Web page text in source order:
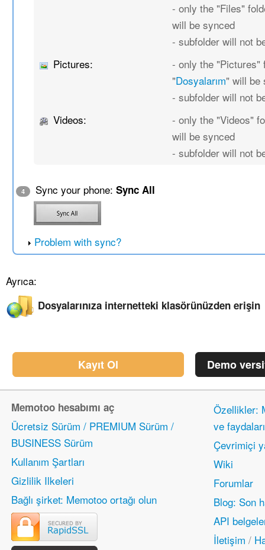
- only the "Files"
will be synced
- subfolder will not
Pictures:
- only the "Pictures"
"Dosyalarım" will be
- subfolder will not
Videos:
- only the "Videos"
will be synced
- subfolder will not
4 Sync your phone:Sync All
Problem with sync?
Ayrıca:
Dosyalarınıza internetteki klasörünüzden erişin
Kayıt Ol Demo
Memotoo hesabımı aç
Ücretsiz Sürüm / PREMIUM Sürüm /
BUSINESS Sürüm
Kullanım Şartları
Gizlilik Ilkeleri
Bağlı şirket: Memotoo ortağı olun
Özellikler:
ve faydaları
Çevrimiçi
Wiki
Forumlar
Blog: Son
API
İletişim /